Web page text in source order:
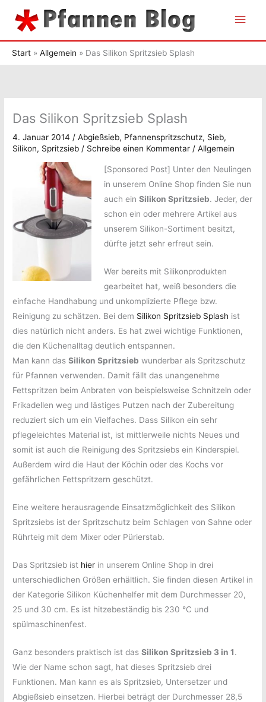
Inhalt
Start Allgemein Das Silikon Spritzsieb Splash
Das Silikon Spritzsieb Splash
4. Januar 2014 /Abgießsieb, Pfannenspritzschutz, Sieb,
Silikon, Spritzsieb / Schreibe einen Kommentar /Allgemein
[Sponsored Post] Unter den Neulingen
in unserem Online Shop finden Sie nun
auch ein Silikon Spritzsieb. Jeder, der
schon ein oder mehrere Artikel aus
unserem Silikon-Sortiment besitzt,
dürfte jetzt sehr erfreut sein.
Wer bereits mit Silikonprodukten
gearbeitet hat, weiß besonders die
einfache Handhabung und unkomplizierte Pflege bzw.
Reinigung zu schätzen. Bei dem Silikon Spritzsieb Splash ist
dies natürlich nicht anders. Es hat zwei wichtige Funktionen,
die den Küchenalltag deutlich entspannen.
Man kann dasSilikon Spritzsieb wunderbar als Spritzschutz
für Pfannen verwenden. Damit fällt das unangenehme
Fettspritzen beim Anbraten von beispielsweise Schnitzeln oder
Frikadellen weg und lästiges Putzen nach der Zubereitung
reduziert sich um ein Vielfaches. Dass Silikon ein sehr
pflegeleichtes Material ist, ist mittlerweile nichts Neues und
somit ist auch die Reinigung des Spritzsiebs ein Kinderspiel.
Außerdem wird die Haut der Köchin oder des Kochs vor
gefährlichen Fettspritzern geschützt.
Eine weitere herausragende Einsatzmöglichkeit des Silikon
Spritzsiebs ist der Spritzschutz beim Schlagen von Sahne oder
Rührteig mit dem Mixer oder Pürierstab.
Das Spritzsieb ist hier in unserem Online Shop in drei
unterschiedlichen Größen erhältlich. Sie finden diesen Artikel in
der Kategorie Silikon Küchenhelfer mit dem Durchmesser 20,
25 und 30 cm. Es ist hitzebeständig bis 230 °C und
spülmaschinenfest.
Ganz besonders praktisch ist dasSilikon Spritzsieb 3 in 1.
Wie der Name schon sagt, hat dieses Spritzsieb drei
Funktionen. Man kann es als Spritzsieb, Untersetzer und
Abgießsieb einsetzen. Hierbei beträgt der Durchmesser 28,5